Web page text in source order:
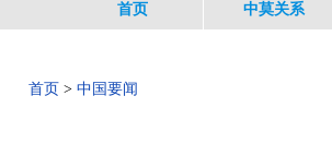
首页 中莫关系
首页 > 中国要闻